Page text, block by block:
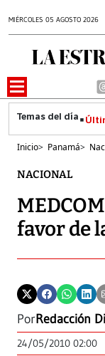
MIÉRCOLES 05 AGOSTO 2026
Inicio> Panamá>
NACIONAL
favor de
PorRedacción
24/05/2010 02:00